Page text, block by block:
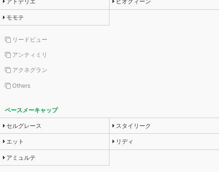
モモテ
リードビュー
アンティミリ
アクネグラン
Others
ベースメーキャップ
セルグレース スタイリーク
エット リディ
アミュルテ